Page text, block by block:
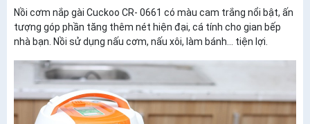
Nồi cơm nắp gài Cuckoo CR- 0661 có màu cam trắng nổi bật, ấn
tượng góp phần tăng thêm nét hiện đại, cá tính cho gian bếp
nhà bạn. Nồi sử dụng nấu cơm, nấu xôi, làm bánh… tiện lợi.